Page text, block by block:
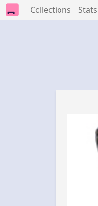
Collections Stats